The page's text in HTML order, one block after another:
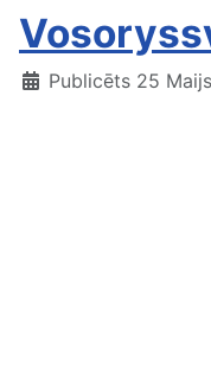
Publicēts 25